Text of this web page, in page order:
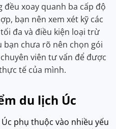
xoay quanh ba cấp độ
bạn nên xem xét kỹ các
đa và điều kiện loại trừ
chưa rõ nên chọn gói
viên tư vấn để được
tế của mình.
du lịch Úc
phụ thuộc vào nhiều yếu